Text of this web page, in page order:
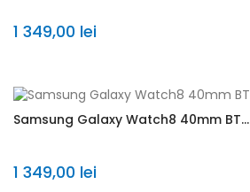
1 349,00 lei
Samsung Galaxy Watch8 40mm BT...
1 349,00 lei